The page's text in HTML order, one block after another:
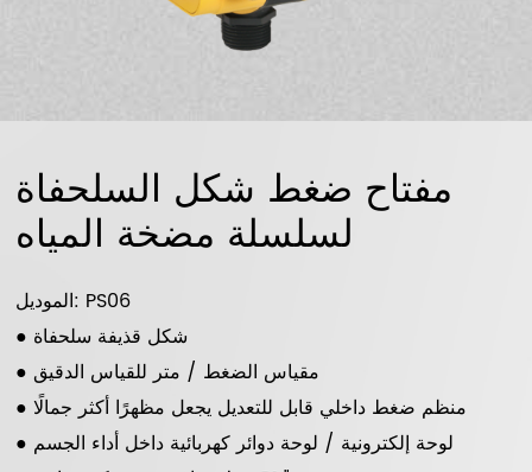
مفتاح ضغط شكل السلحفاة
لسلسلة مضخة المياه
الموديل: PS06
● شكل قذيفة سلحفاة
● مقياس الضغط / متر للقياس الدقيق
● منظم ضغط داخلي قابل للتعديل يجعل مظهرًا أكثر جمالًا
● لوحة إلكترونية / لوحة دوائر كهربائية داخل أداء الجسم